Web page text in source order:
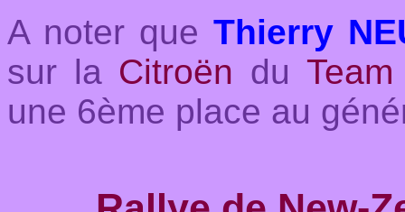
A noter que Thierry
sur la Citroën du
une 6ème place au